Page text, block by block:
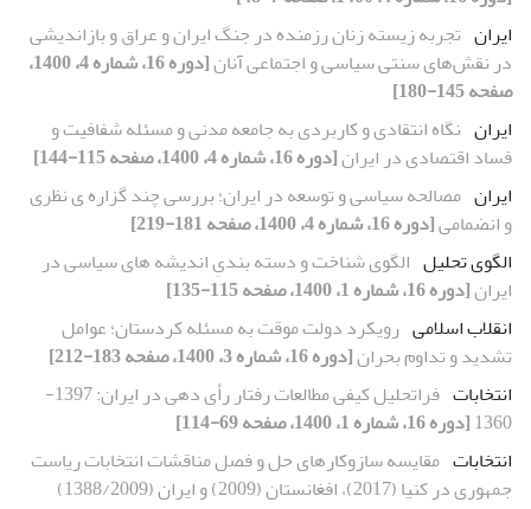
ایران تجربه زیسته زنان رزمنده در جنگ ایران و عراق و بازاندیشی
در نقش‌های سنتی سیاسی و اجتماعی آنان
[دوره 16، شماره 4، 1400،
صفحه 145-180]
ایران نگاه انتقادی و کاربردی به جامعه مدنی و مسئله شفافیت و
فساد اقتصادی در ایران[دوره 16، شماره 4، 1400، صفحه 115-144]
ایران مصالحه سیاسی و توسعه در ایران؛ بررسی چند گزاره ی نظری
و انضمامی[دوره 16، شماره 4، 1400، صفحه 181-219]
الگوی تحلیل الگوی شناخت و دسته بندیِ اندیشه های سیاسی در
ایران[دوره 16، شماره 1، 1400، صفحه 115-135]
انقلاب اسلامی رویکرد دولت موقت به مسئله کردستان؛ عوامل
تشدید و تداوم بحران[دوره 16، شماره 3، 1400، صفحه 183-212]
انتخابات
فراتحلیل کیفی مطالعات رفتار رأی دهی در ایران: 1397-
1360[دوره 16، شماره 1، 1400، صفحه 69-114]
انتخابات مقایسه سازوکارهای حل و فصل مناقشات انتخابات ریاست
جمهوری در کنیا (2017)، افغانستان (2009) و ایران (1388/2009)